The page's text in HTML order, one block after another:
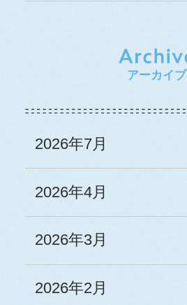
アーカイブ
2026年7月
2026年4月
2026年3月
2026年2月